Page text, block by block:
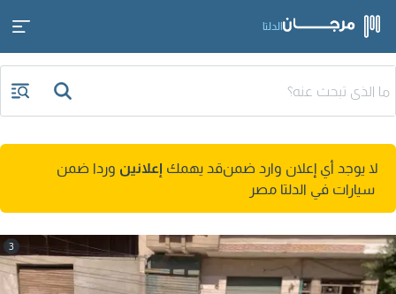
الدلتا
لا يوجد أي إعلان وارد ضمنقد يهمك إعلانين وردا ضمن
سيارات في الدلتا مصر
3